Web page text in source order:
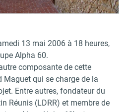
13 mai 2006 à 18 heures,
Alpha 60.
composante de cette
qui se charge de la
Entre autres, fondateur du
Réunis (LDRR) et membre de